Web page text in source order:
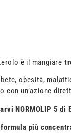
è il mangiare
obesità,
un’azione
NORMOLIP 5 di
formula più